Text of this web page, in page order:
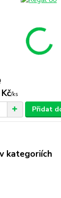
/ks
Přidat
kategoriích